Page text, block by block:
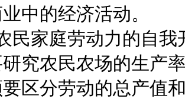
中的经济活动。
民家庭劳动力的自我
究农民农场的生产
区分劳动的总产值